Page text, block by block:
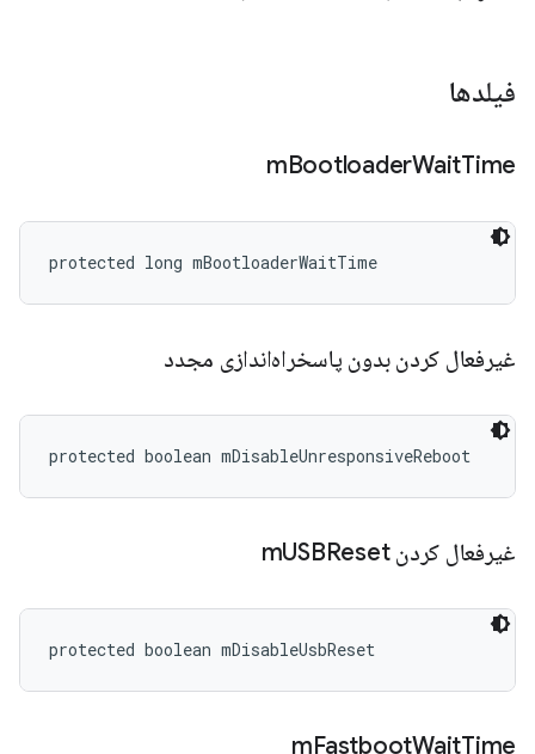
فیلدها
mBootloaderWaitTime
protected long mBootloaderWaitTime
غیرفعال کردن بدون پاسخراه‌اندازی مجدد
protected boolean mDisableUnresponsiveReboot
غیرفعال کردن mUSBReset
protected boolean mDisableUsbReset
mFastbootWaitTime